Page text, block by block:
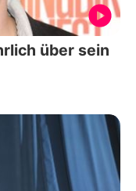
über sein